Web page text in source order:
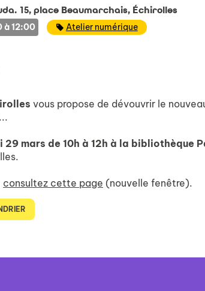
15, place Beaumarchais, Échirolles
à 12:00 Catégorie
Atelier numérique
vous propose de dévouvrir le
29 mars de 10h à 12h à la bibliothèque
consultez cette page (nouvelle fenêtre).